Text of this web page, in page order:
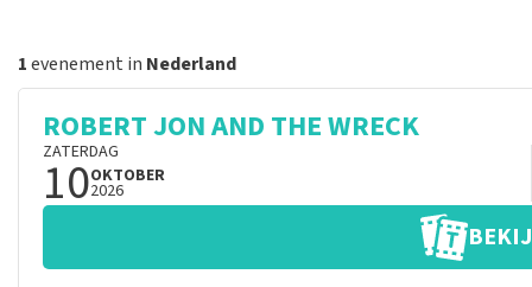
1evenement in Nederland
ROBERT JON AND THE WRECK
ZATERDAG
10OKTOBER
2026